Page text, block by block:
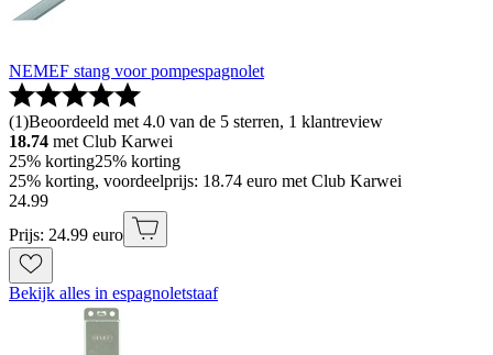
NEMEF stang voor pompespagnolet
(1)Beoordeeld met 4.0 van de 5 sterren, 1 klantreview
18.74 met Club Karwei
25% korting25% korting
25% korting, voordeelprijs: 18.74 euro met Club Karwei
24.99
Prijs: 24.99 euro
Bekijk alles in espagnoletstaaf